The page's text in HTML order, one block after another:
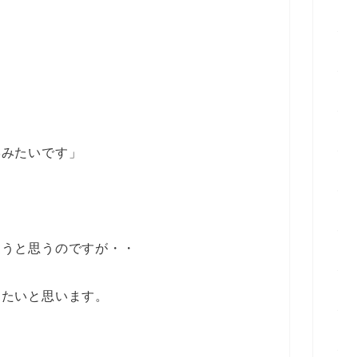
たいです」
と思うのですが・・
いと思います。